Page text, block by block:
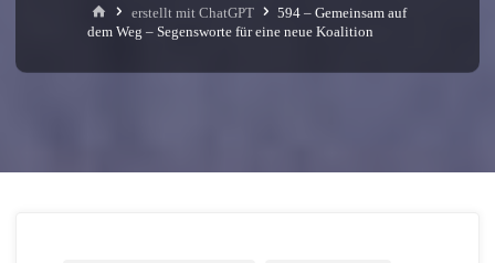
Starterstellt mit ChatGPT
594 – Gemeinsam auf
dem Weg – Segensworte für eine neue Koalition